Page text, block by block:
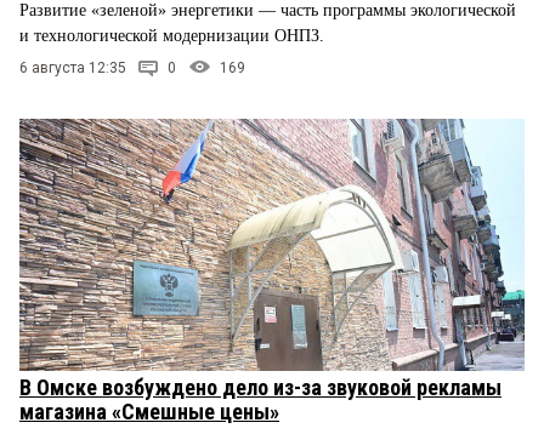
Развитие «зеленой» энергетики — часть программы экологической
и технологической модернизации ОНПЗ.
6 августа 12:35 0 169
В Омске возбуждено дело из-за звуковой рекламы
магазина «Смешные цены»